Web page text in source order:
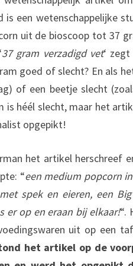
is een wetenschappelijke
uit de bioscoop tot 37
37 gram verzadigd vet‘
goed of slecht? En als
of een beetje slecht
is héél slecht, maar het
opgepikt!
het artikel herschreef
“een medium popcorn
spek en eieren, een
er op en eraan bij elkaar!“.
uit op een
het artikel op de